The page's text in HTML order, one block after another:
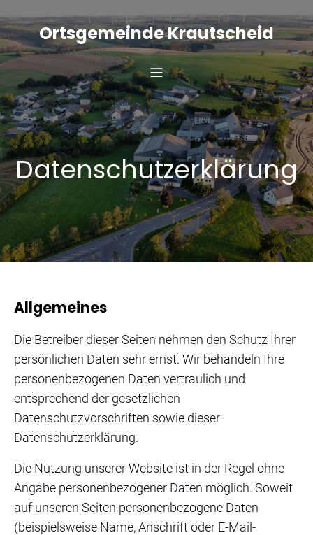
Inhalt
springenOrtsgemeinde Krautscheid
Datenschutzerklärung
Allgemeines
Die Betreiber dieser Seiten nehmen den Schutz Ihrer
persönlichen Daten sehr ernst. Wir behandeln Ihre
personenbezogenen Daten vertraulich und
entsprechend der gesetzlichen
Datenschutzvorschriften sowie dieser
Datenschutzerklärung.
Die Nutzung unserer Website ist in der Regel ohne
Angabe personenbezogener Daten möglich. Soweit
auf unseren Seiten personenbezogene Daten
(beispielsweise Name, Anschrift oder E-Mail-